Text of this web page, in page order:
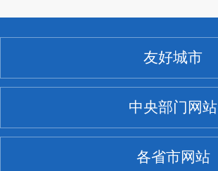
友好城市
中央部门网站
各省市网站